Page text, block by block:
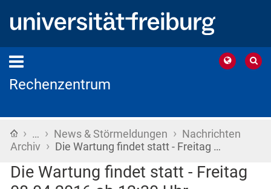
Rechenzentrum
Startseite
› … › News & Störmeldungen › Nachrichten
Archiv › Die Wartung findet statt - Freitag …
Die Wartung findet statt - Freitag